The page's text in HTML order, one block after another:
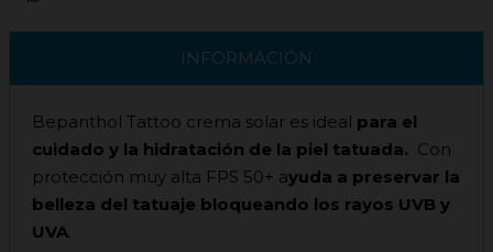
INFORMACIÓN
Bepanthol Tattoo crema solar es ideal para el
cuidado y la hidratación de la piel tatuada. Con
protección muy alta FPS 50+ ayuda a preservar la
belleza del tatuaje bloqueando los rayos UVB y
UVA.